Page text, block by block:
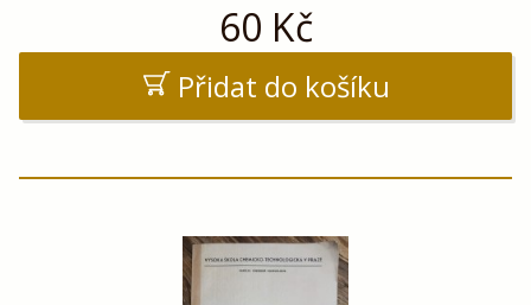
60 Kč
Přidat do košíku